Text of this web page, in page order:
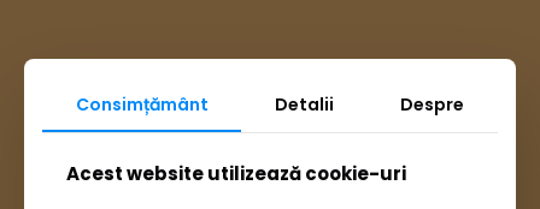
Ai întrebări? Accesează
Consimțământ Detalii Despre
Acest website utilizează cookie-uri